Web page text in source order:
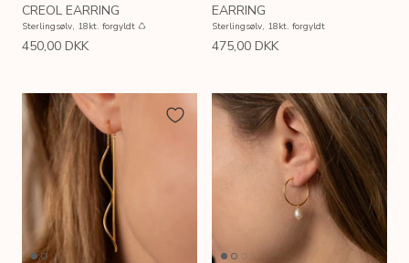
CREOL EARRING
Sterlingsølv, 18kt. forgyldt ♺
450,00 DKK
EARRING
Sterlingsølv, 18kt. forgyldt
475,00 DKK